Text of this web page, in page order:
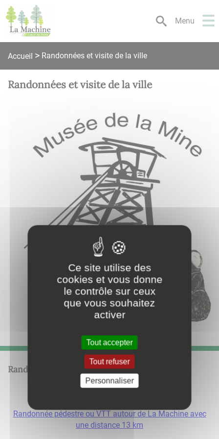
Lien
d'accès
rapide
menu
Lien
d'accès
rapide
contenu
principal
Lien
d'accès
rapide
recherche
Lien
d'accès
rapide
pied
de
Menu
Accueil Randonnées et visite de la ville
Randonnées et visite de la ville
Randonnées et visite de la ville
Les sentiers urbains
Randonnée pédestre ou VTT autour de La Machine avec
une distance 13 km
Panneau de gestion des cookies
Ce site utilise des
cookies et vous donne
le contrôle sur ceux
que vous souhaitez
activer
Tout accepter
Tout refuser
Personnaliser